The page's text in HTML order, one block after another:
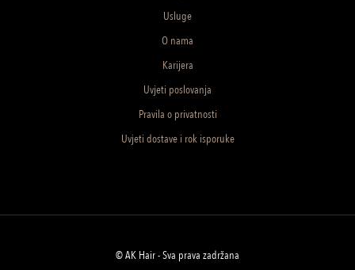
Usluge
O nama
Karijera
Uvjeti poslovanja
Pravila o privatnosti
Uvjeti dostave i rok isporuke
© AK Hair - Sva prava zadržana